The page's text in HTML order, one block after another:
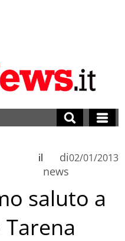
di
news
il 02/01/2013
saluto a